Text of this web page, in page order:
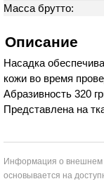
Масса брутто:
Описание
Насадка
кожи во время
Абразивность 320
Представлена на
Информация о внешнем
основывается на